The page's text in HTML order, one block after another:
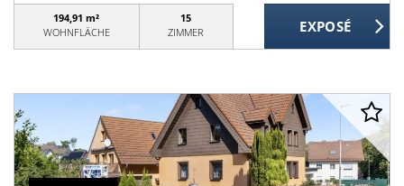
194,91 m²
WOHNFLÄCHE
15
ZIMMER